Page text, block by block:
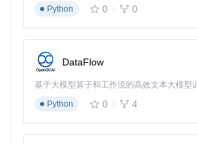
献，促进共同成长。
总之，android-intents项目是每位安卓
良品，它以高效、直观的方式解决了应
提高了开发效率，使你的应用更加丰富
让你的应用交互体验焕然一新！
Python
0 0
DataFlow
基于大模型算子和工作流的高效文本大模型
Python
0 4